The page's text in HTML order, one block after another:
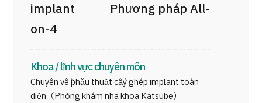
Công ty vận hành
Hướng dẫn và chính sách của công ty
implant Phương pháp All-
on-4
Khoa / lĩnh vực chuyên môn
Chuyên về phẫu thuật cấy ghép implant toàn
diện（Phòng khám nha khoa Katsube）